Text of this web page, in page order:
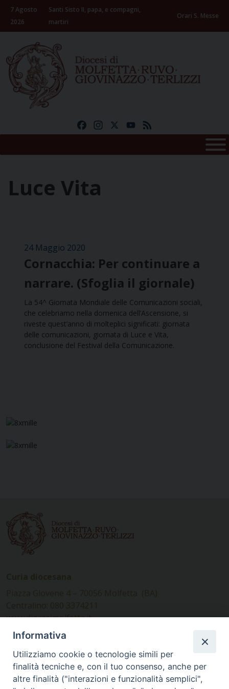
Skip
content
7 Agosto
2026
Santi Sisto II, papa, e compagni,
martiri
Orari S. Messe
FacebookInstagramYouTube
Luce Vita
24 Maggio 2020
Cornacchia: Per continuare a
narrare. (Sfoglia il giornale)
La 54^ Giornata Mondiale delle Comunicazioni sociali,
che celebriamo nella domenica dell’Ascensione, si
riveste quest’anno di molteplici significati: giornata
delle comunicazioni, giornata di Luce e Vita,
conclusione del Festival della Comunicazione.
www.diocesimolfetta.it –
diocesimolfetta@pec.chiesacattolica.it
Ufficio Comunicazioni sociali
Piazza Giovene 4 – 70056 Molfetta (BA)
Informativa
Utilizziamo cookie o tecnologie simili per
finalità tecniche e, con il tuo consenso, anche per
altre finalità ("interazioni e funzionalità semplici",